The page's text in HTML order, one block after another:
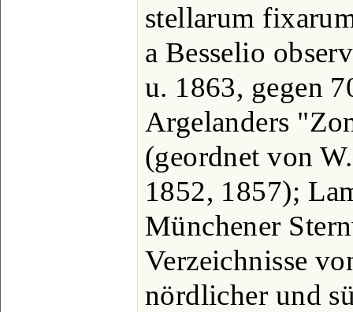
stellarum
a Besselio
u. 1863, gegen
Argelanders
(geordnet von
1852, 1857);
Münchener
Verzeichnisse
nördlicher und